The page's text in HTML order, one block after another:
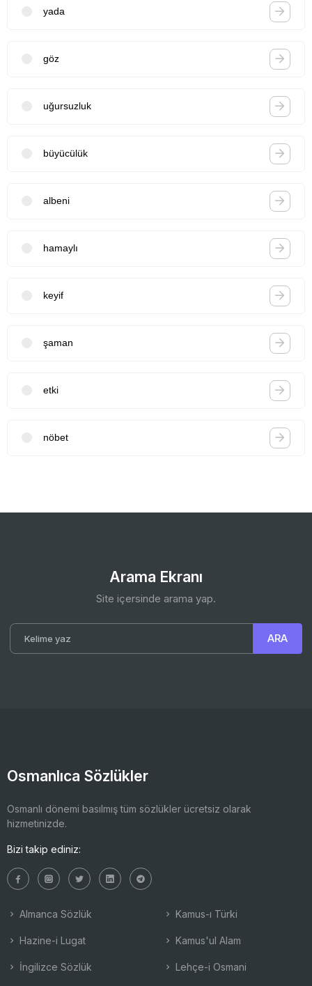
yada
göz
uğursuzluk
büyücülük
albeni
hamaylı
keyif
şaman
etki
nöbet
Arama Ekranı
Site içersinde arama yap.
Osmanlıca Sözlükler
Osmanlı dönemi basılmış tüm sözlükler ücretsiz olarak
hizmetinizde.
Bizi takip ediniz:
Almanca Sözlük
Hazine-i Lugat
İngilizce Sözlük
Kamus-ı Türki
Kamus'ul Alam
Lehçe-i Osmani